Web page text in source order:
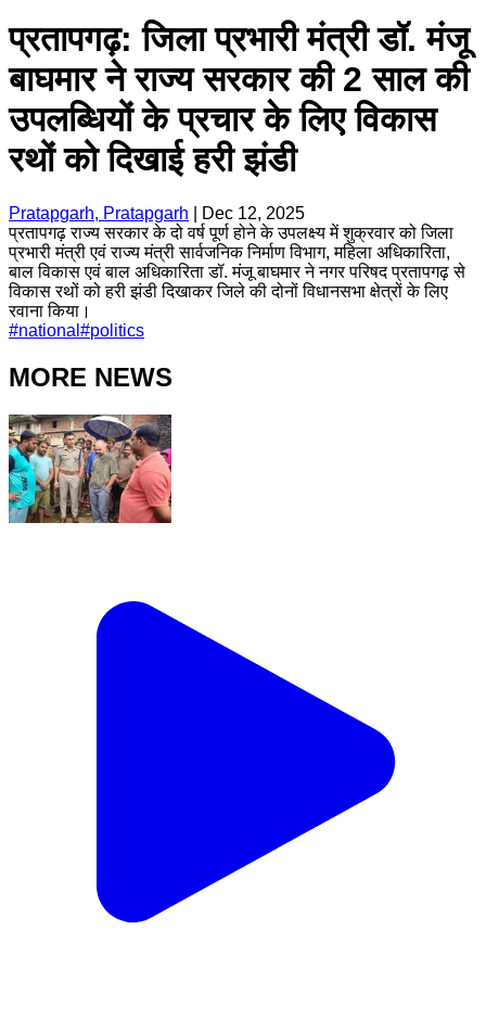
प्रतापगढ़: जिला प्रभारी मंत्री डॉ. मंजू
बाघमार ने राज्य सरकार की 2 साल की
उपलब्धियों के प्रचार के लिए विकास
रथों को दिखाई हरी झंडी
Pratapgarh, Pratapgarh
Dec 12, 2025
प्रतापगढ़ राज्य सरकार के दो वर्ष पूर्ण होने के उपलक्ष्य में शुक्रवार को जिला
प्रभारी मंत्री एवं राज्य मंत्री सार्वजनिक निर्माण विभाग, महिला अधिकारिता,
बाल विकास एवं बाल अधिकारिता डॉ. मंजू बाघमार ने नगर परिषद प्रतापगढ़ से
विकास रथों को हरी झंडी दिखाकर जिले की दोनों विधानसभा क्षेत्रों के लिए
रवाना किया।
#national #politics
MORE NEWS